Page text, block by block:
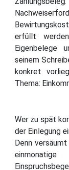
erfüllt
Eigenbelege
seinem
konkret
Thema:
Wer zu spät
der Einlegung
Denn